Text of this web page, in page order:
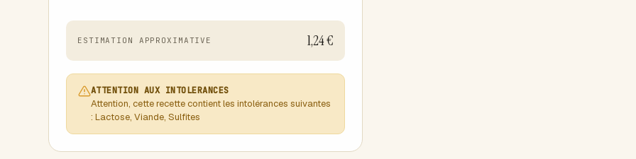
ESTIMATION APPROXIMATIVE 1,24 €
ATTENTION AUX INTOLERANCES
Attention, cette recette contient les intolérances suivantes
: Lactose, Viande, Sulfites